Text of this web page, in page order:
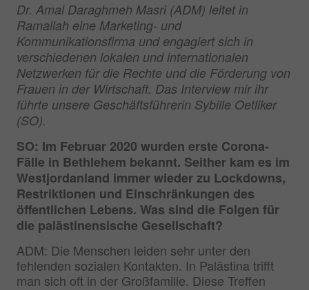
Dr. Amal Daraghmeh Masri (ADM) leitet in
Ramallah eine Marketing- und
Kommunikationsfirma und engagiert sich in
verschiedenen lokalen und internationalen
Netzwerken für die Rechte und die Förderung von
Frauen in der Wirtschaft. Das Interview mir ihr
führte unsere Geschäftsführerin Sybille Oetliker
(SO).
SO: Im Februar 2020 wurden erste Corona-
Fälle in Bethlehem bekannt. Seither kam es im
Westjordanland immer wieder zu Lockdowns,
Restriktionen und Einschränkungen des
öffentlichen Lebens. Was sind die Folgen für
die palästinensische Gesellschaft?
ADM: Die Menschen leiden sehr unter den
fehlenden sozialen Kontakten. In Palästina trifft
man sich oft in der Großfamilie. Diese Treffen